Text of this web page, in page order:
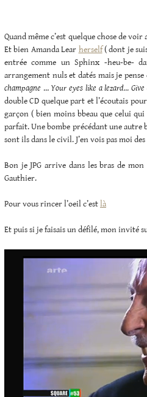
Quand même c’est quelque chose de
Et bien Amanda Lear herself( dont je
entrée comme un Sphinx -heu-be-
arrangement nuls et datés mais je
champagne … Your eyes like a lezard…
double CD quelque part et l’écoutais
garçon ( bien moins bbeau que celui
parfait. Une bombe précédant une autre
sont ils dans le civil. J’en vois pas moi
Bon je JPG arrive dans les bras de
Gauthier.
Pour vous rincer l’oeil c’estlà
Et puis si je faisais un défilé, mon invité